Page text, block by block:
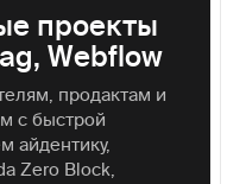
проекты
Webflow
продактам и
с быстрой
айдентику,
Zero Block,